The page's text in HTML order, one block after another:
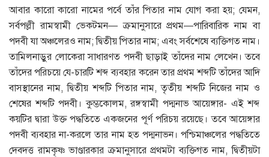
আবার কারাে কারাে নামের পর্বে তাঁর পিতার নাম যােগ করা হয়; যেমন,
সর্বপল্লী রামস্বামী ভেকটমন— ক্রমানুসারে প্রথম—পারিবারিক নাম বা
পদবী যা অঞ্চলেরও নাম; দ্বিতীয় পিতার নাম; এবং সর্বশেষে ব্যক্তিগত নাম।
তামিলনাড়ুর লােকেরা সাধারণত পদবী ছাড়াই তাঁদের নাম লেখেন। তবে
তাঁদের পরিচয়ে যে-চারটি শব্দ ব্যবহার করেন তার প্রথম শব্দটি তাঁদের আদি
বাসস্থানের নাম, দ্বিতীয় শব্দটি পিতার নাম, তৃতীয় শব্দটি নিজের নাম ও
শেষের শব্দটি পদবী। কুম্ভকোলম, রঙ্গস্বামী পদ্মনাভ আয়েঙ্গার- এই শব্দ
কয়টির দ্বারা উক্ত পদ্ধতিতে একজনের পূর্ণ পরিচয় রয়েছে। তবে আয়েঙ্গার
পদবী ব্যবহার না-করলে তার নাম হত পদ্মনাভন। পশ্চিমাঞ্চলের পদ্ধতিতে
দেবদত্ত রামকৃষ্ণ ভাণ্ডারকার ক্রমানুসারে প্রথমটা ব্যক্তিগত নাম, দ্বিতীয়টা